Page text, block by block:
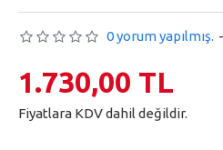
0 yorum yapılmış. -
1.730,00 TL
Fiyatlara KDV dahil değildir.